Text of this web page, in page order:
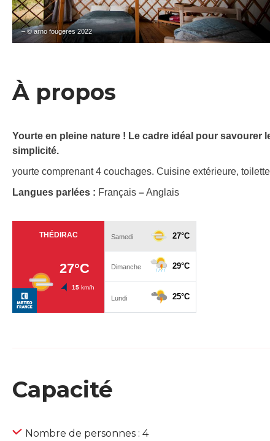
– © arno fougeres 2022
À propos
Yourte en pleine nature ! Le cadre idéal pour savourer
simplicité.
yourte comprenant 4 couchages. Cuisine extérieure,
Langues parlées : Français –Anglais
Capacité
Nombre de personnes : 4